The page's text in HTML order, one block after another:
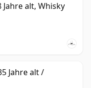
alt, Whisky
Jahre alt /